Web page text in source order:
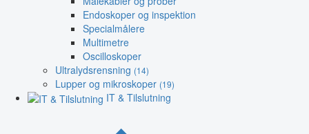
Endoskoper og inspektion
Specialmålere
Multimetre
Oscilloskoper
Ultralydsrensning (14)
Lupper og mikroskoper (19)
IT & Tilslutning